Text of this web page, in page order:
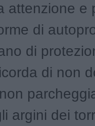
attenzione e
di
di
di non
argini dei